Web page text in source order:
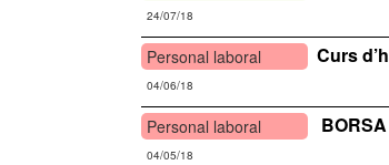
24/07/18
Personal laboral
04/06/18
Curs
Personal laboral
04/05/18